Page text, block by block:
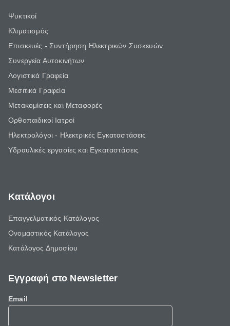
Ψυκτικοί
Κλιματισμός
Επισκευές - Συντήρηση Ηλεκτρικών Συσκευών
Συνεργεία Αυτοκινήτων
Λογιστικά Γραφεία
Μεσιτικά Γραφεία
Μετακομίσεις και Μεταφορές
Ορθοπαιδικοί Ιατροί
Ηλεκτρολόγοι - Ηλεκτρικές Εγκαταστάσεις
Υδραυλικές εργασίες και Εγκαταστάσεις
Κατάλογοι
Επαγγελματικός Κατάλογος
Ονομαστικός Κατάλογος
Κατάλογος Δημοσίου
Εγγραφή στο Newsletter
Email